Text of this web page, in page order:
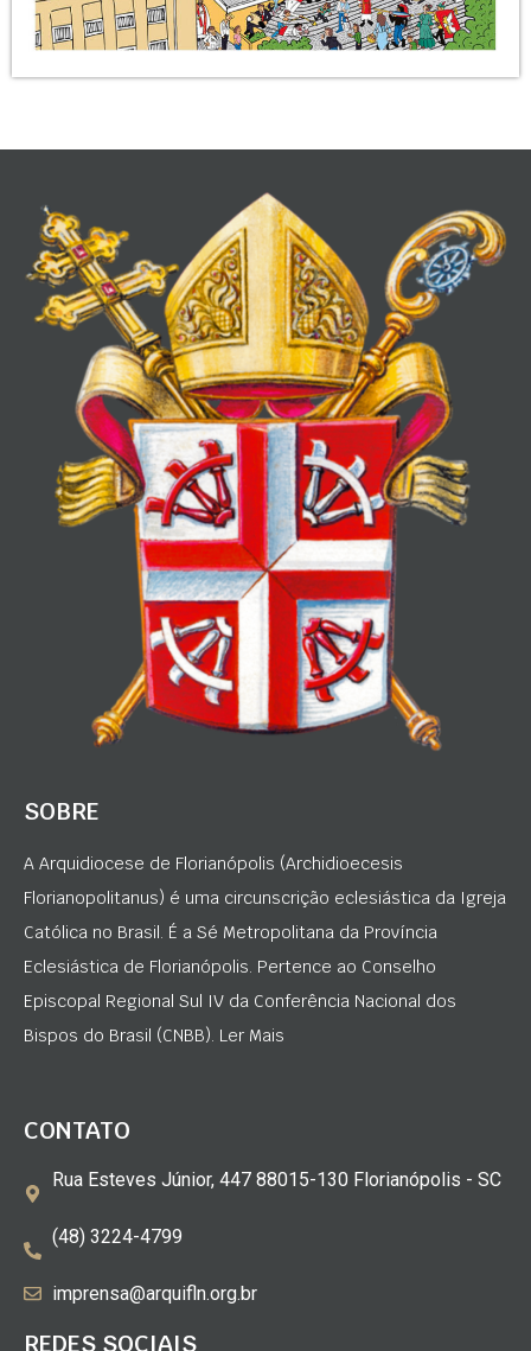
SOBRE
A Arquidiocese de Florianópolis (Archidioecesis
Florianopolitanus) é uma circunscrição eclesiástica da Igreja
Católica no Brasil. É a Sé Metropolitana da Província
Eclesiástica de Florianópolis. Pertence ao Conselho
Episcopal Regional Sul IV da Conferência Nacional dos
Bispos do Brasil (CNBB). Ler Mais
CONTATO
Rua Esteves Júnior, 447 88015-130 Florianópolis - SC
(48) 3224-4799
imprensa@arquifln.org.br
REDES SOCIAIS